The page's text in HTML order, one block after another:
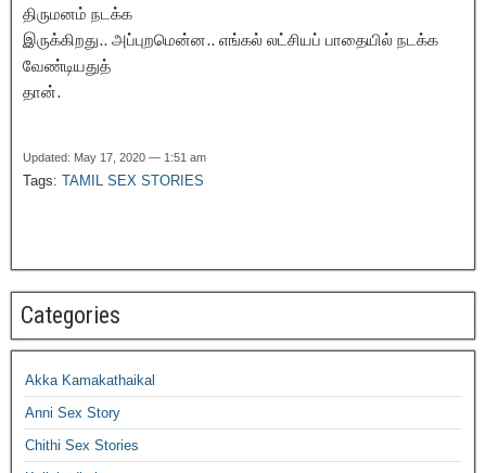
திருமனம் நடக்க
இருக்கிறது.. அப்புறமென்ன.. எங்கல் லட்சியப் பாதையில் நடக்க
வேண்டியதுத்
தான்.
Updated: May 17, 2020 — 1:51 am
Tags: TAMIL SEX STORIES
Categories
Akka Kamakathaikal
Anni Sex Story
Chithi Sex Stories